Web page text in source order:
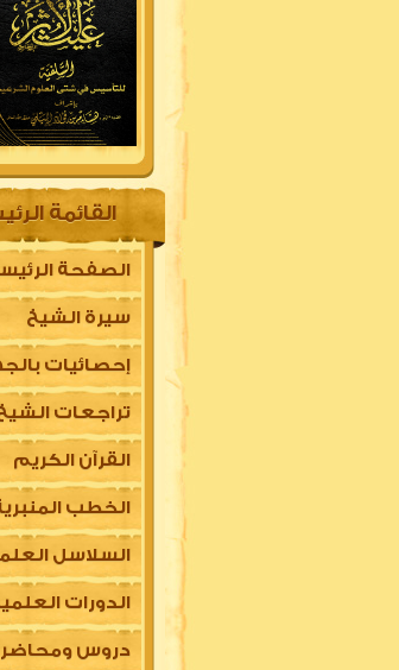
القائمة
الصفحة
سيرة الشيخ
إحصائيات
تراجعات
القرآن الكريم
الخطب
السلاسل
الدورات
دروس